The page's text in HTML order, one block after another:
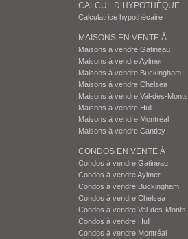
CALCUL D’HYPOTHÈQUE
Calculatrice hypothécaire
MAISONS EN VENTE À
Maisons à vendre Gatineau
Maisons à vendre Aylmer
Maisons à vendre Buckingham
Maisons à vendre Chelsea
Maisons à vendre Val-des-Monts
Maisons à vendre Hull
Maisons à vendre Montréal
Maisons à vendre Cantley
CONDOS EN VENTE À
Condos à vendre Gatineau
Condos à vendre Aylmer
Condos à vendre Buckingham
Condos à vendre Chelsea
Condos à vendre Val-des-Monts
Condos à vendre Hull
Condos à vendre Montréal